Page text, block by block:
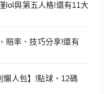
lol與第五人格!還有11大
賠率、技巧分享!還有
懶人包】!點球、12碼